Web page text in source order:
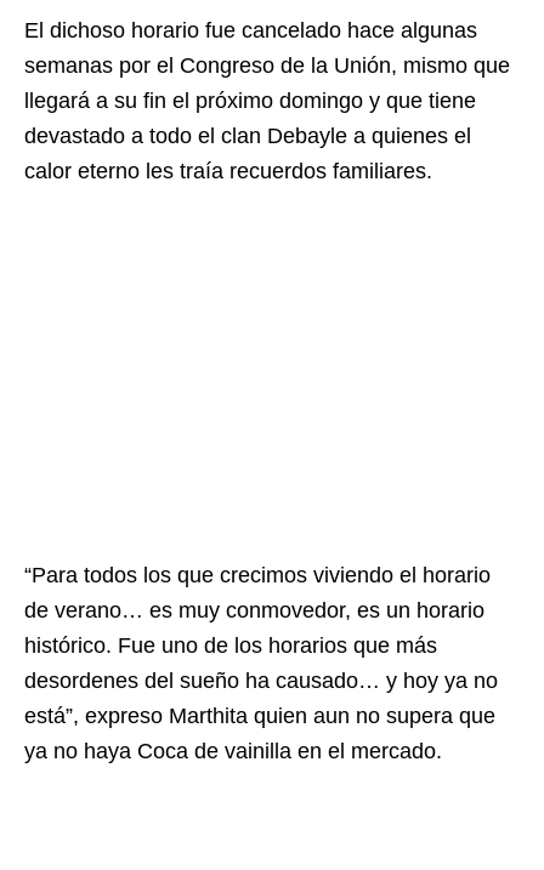
El dichoso horario fue cancelado hace algunas
semanas por el Congreso de la Unión, mismo que
llegará a su fin el próximo domingo y que tiene
devastado a todo el clan Debayle a quienes el
calor eterno les traía recuerdos familiares.
“Para todos los que crecimos viviendo el horario
de verano… es muy conmovedor, es un horario
histórico. Fue uno de los horarios que más
desordenes del sueño ha causado… y hoy ya no
está”, expreso Marthita quien aun no supera que
ya no haya Coca de vainilla en el mercado.